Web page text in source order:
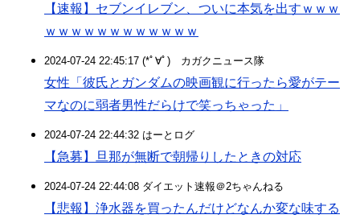
【速報】セブンイレブン、ついに本気を出すｗｗｗ
ｗｗｗｗｗｗｗｗｗｗｗｗ
2024-07-24 22:45:17 (*ﾟ∀ﾟ)ゞカガクニュース隊
女性「彼氏とガンダムの映画観に行ったら愛がテー
マなのに弱者男性だらけで笑っちゃった」
2024-07-24 22:44:32 はーとログ
【急募】旦那が無断で朝帰りしたときの対応
2024-07-24 22:44:08 ダイエット速報＠2ちゃんねる
【悲報】浄水器を買ったんだけどなんか変な味する